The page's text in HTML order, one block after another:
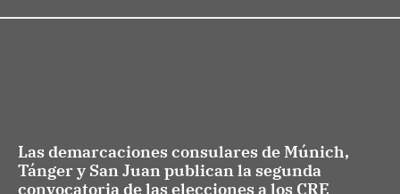
Las demarcaciones consulares de Múnich,
Tánger y San Juan publican la segunda
convocatoria de las elecciones a los CRE